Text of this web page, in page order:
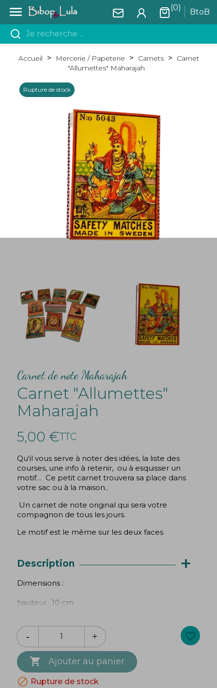
 BtoB
(0)
Accueil Mercerie / Papeterie Carnets
Carnet
"Allumettes" Maharajah
Rupture de stock
Carnet de note Maharajah
Carnet "Allumettes"
Maharajah
5,00 €TTC
Qu'il vous serve à noter des idées, la liste des
courses, une info à retenir, ou à esquisser un
motif… Ce petit carnet trouvera sa place dans
votre sac ou à la maison..
Un carnet de note original qui sera votre
compagnon de tous les jours.
Le motif est le même sur les deux faces
Description +
Dimensions :
hauteur : 10 cm
épaisseur : 1,2 cm
grammage environ 80g/m2
Nombre de pages : 100 environ, non lignées, non
 Ajouter au panier
favorite_border
 Rupture de stock